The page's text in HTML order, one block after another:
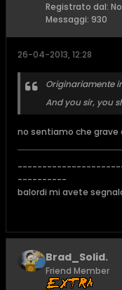
Registrato dal:
Messaggi: 930
26-04-2013, 12:28
Originariamente
And you sir, you
no sentiamo che grave
----------
balordi mi avete
Brad_Solid.
Friend Member